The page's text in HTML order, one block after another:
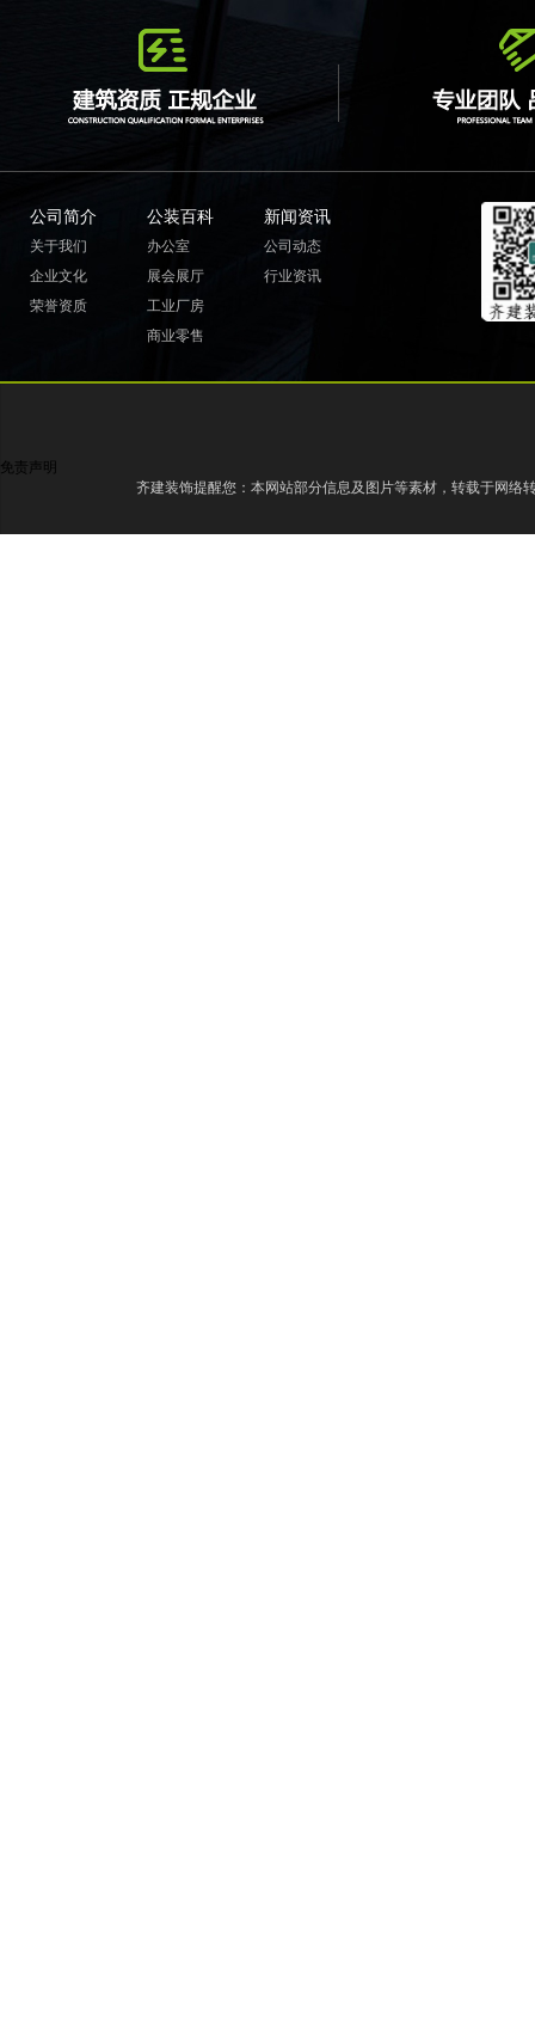
公司简介
关于我们
企业文化
荣誉资质
公装百科
办公室
展会展厅
工业厂房
商业零售
新闻资讯
公司动态
行业资讯
免责声明
齐建装饰提醒您：本网站部分信息及图片等素材，转载于网络